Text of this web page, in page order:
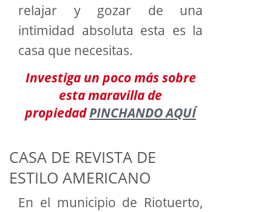
relajar y gozar de una
intimidad absoluta esta es la
casa que necesitas.
Investiga un poco más sobre
esta maravilla de
propiedadPINCHANDO AQUÍ
CASA DE REVISTA DE
ESTILO AMERICANO
En el municipio de Riotuerto,